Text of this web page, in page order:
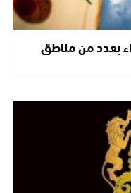
بعدد من مناطق